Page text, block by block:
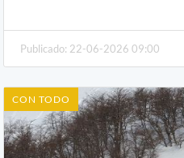
Publicado: 22-06-2026 09:00
CON TODO